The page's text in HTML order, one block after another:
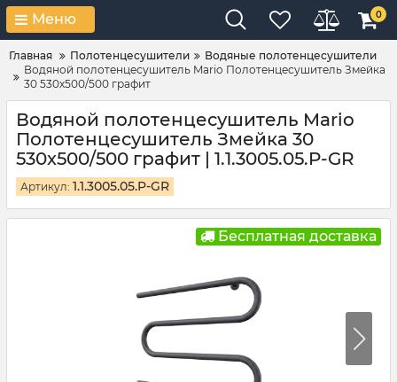
Меню 0
Главная Полотенцесушители
Водяные полотенцесушители
Водяной полотенцесушитель Mario Полотенцесушитель Змейка
30 530х500/500 графит
Водяной полотенцесушитель Mario
Полотенцесушитель Змейка 30
530х500/500 графит | 1.1.3005.05.P-GR
Артикул: 1.1.3005.05.P-GR
Бесплатная доставка